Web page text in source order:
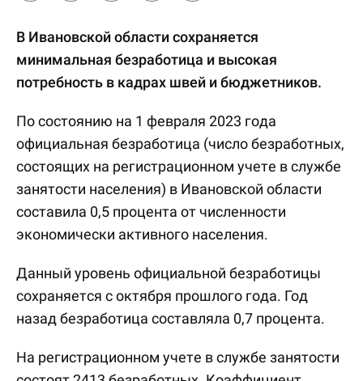
В Ивановской области сохраняется
минимальная безработица и высокая
потребность в кадрах швей и бюджетников.
По состоянию на 1 февраля 2023 года
официальная безработица (число безработных,
состоящих на регистрационном учете в службе
занятости населения) в Ивановской области
составила 0,5 процента от численности
экономически активного населения.
Данный уровень официальной безработицы
сохраняется с октября прошлого года. Год
назад безработица составляла 0,7 процента.
На регистрационном учете в службе занятости